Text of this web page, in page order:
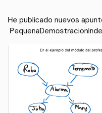
He publicado nuevos